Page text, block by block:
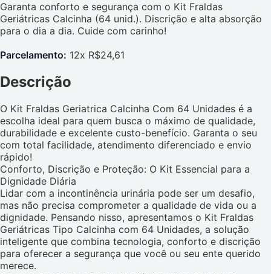
Garanta conforto e segurança com o Kit Fraldas
Geriátricas Calcinha (64 unid.). Discrição e alta absorção
para o dia a dia. Cuide com carinho!
Parcelamento: 12x R$24,61
Descrição
O Kit Fraldas Geriatrica Calcinha Com 64 Unidades é a
escolha ideal para quem busca o máximo de qualidade,
durabilidade e excelente custo-benefício. Garanta o seu
com total facilidade, atendimento diferenciado e envio
rápido!
Conforto, Discrição e Proteção: O Kit Essencial para a
Dignidade Diária
Lidar com a incontinência urinária pode ser um desafio,
mas não precisa comprometer a qualidade de vida ou a
dignidade. Pensando nisso, apresentamos o Kit Fraldas
Geriátricas Tipo Calcinha com 64 Unidades, a solução
inteligente que combina tecnologia, conforto e discrição
para oferecer a segurança que você ou seu ente querido
merece.